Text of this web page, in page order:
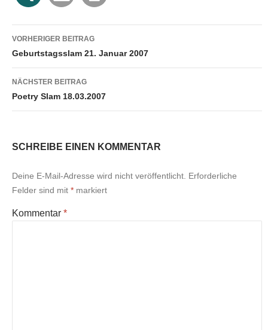
Beitragsnavigation
VORHERIGER BEITRAG
Geburtstagsslam 21. Januar 2007
NÄCHSTER BEITRAG
Poetry Slam 18.03.2007
SCHREIBE EINEN KOMMENTAR
Deine E-Mail-Adresse wird nicht veröffentlicht. Erforderliche
Felder sind mit * markiert
Kommentar *